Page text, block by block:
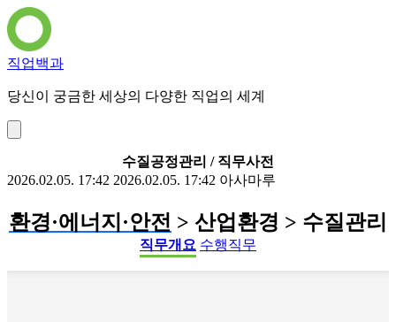
직업백과
당신이 궁금한 세상의 다양한 직업의 세계
수질공정관리 / 직무사전
2026.02.05. 17:42 2026.02.05. 17:42 아사마루
환경·에너지·안전 > 산업환경 > 수질관리
직무개요 수행직무